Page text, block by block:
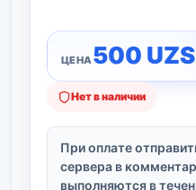
500 UZS
Нет в наличии
При оплате
сервера в
выполняются в